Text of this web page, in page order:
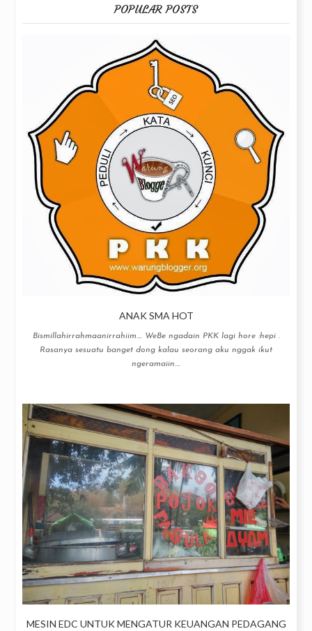
POPULAR POSTS
ANAK SMA HOT
Bismillahirrahmaanirrahiim…. WeBe ngadain PKK lagi hore :hepi .
Rasanya sesuatu banget dong kalau seorang aku nggak ikut
ngeramaiin....
MESIN EDC UNTUK MENGATUR KEUANGAN PEDAGANG